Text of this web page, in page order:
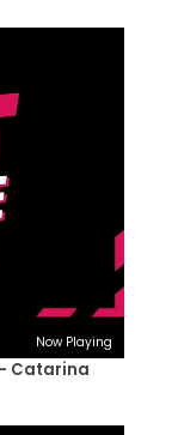
Now Playing
Catarina